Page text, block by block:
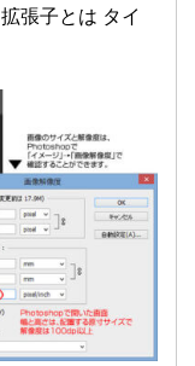
張子とは タイ